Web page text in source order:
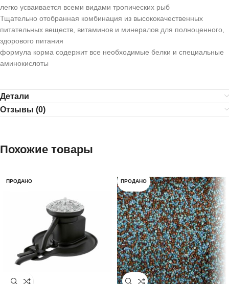
легко усваивается всеми видами тропических рыб
Тщательно отобранная комбинация из высококачественных
питательных веществ, витаминов и минералов для полноценного,
здорового питания
формула корма содержит все необходимые белки и специальные
аминокислоты
Детали
Отзывы (0)
Похожие товары
ПРОДАНО ПРОДАНО